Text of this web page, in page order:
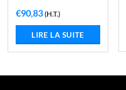
€90,83(H.T.)
LIRE LA SUITE